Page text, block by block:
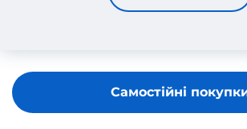
Самостійні